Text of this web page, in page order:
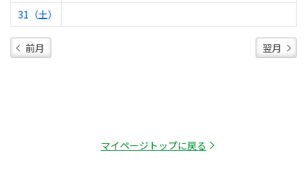
31（土）
前月 翌月
マイページトップに戻る